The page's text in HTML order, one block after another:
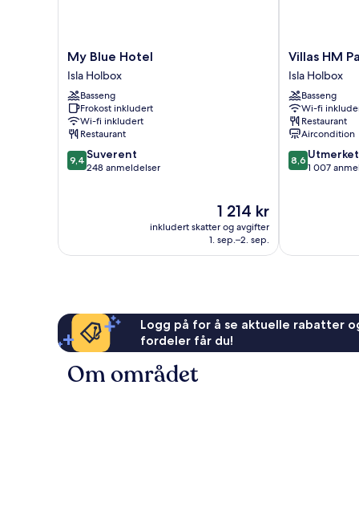
My
Blue
Hotel
Isla
Holbox
My Blue Hotel
Isla Holbox
Basseng
Frokost inkludert
Wi-fi inkludert
Restaurant
9.4
av
9,4 Suverent
248 anmeldelser
Prisen
1 214 kr
1 214 kr
inkludert skatter og avgifter
1. sep.–2. sep.
Villas
HM
Paraiso
del
Mar
Isla
Holbox
Villas HM
Isla Holbox
Basseng
Wi-fi
Restaurant
Aircondition
8.6
av
8,6 Utmerket
1 007
Logg på for å se aktuelle rabatter
fordeler får du!
Om området